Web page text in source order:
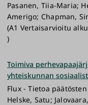
Pasanen, Tiia-Maria;
Amerigo; Chapman,
(A1 Vertaisarvioitu
)
Toimiva
yhteiskunnan
Flux - Tietoa
Helske, Satu;